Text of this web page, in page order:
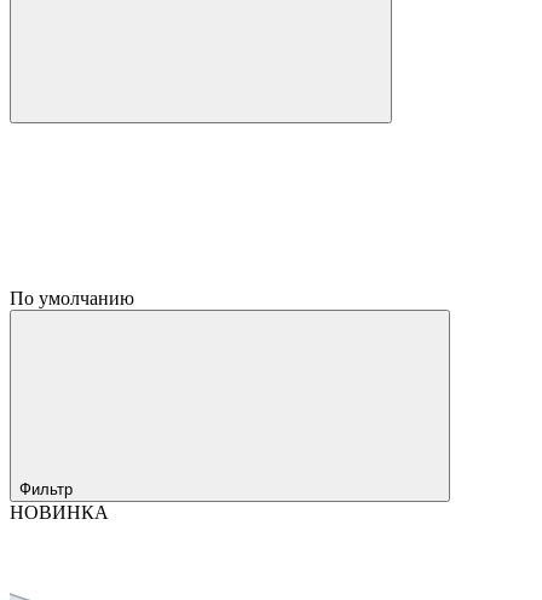
По умолчанию
Фильтр
НОВИНКА